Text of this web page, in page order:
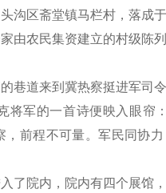
区斋堂镇马栏村，落成于
由农民集资建立的村级陈
道来到冀热察挺进军司
将军的一首诗便映入眼帘
前程不可量。军民同协
院内，院内有四个展馆